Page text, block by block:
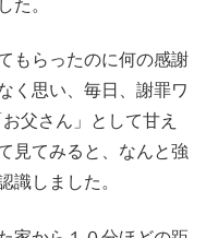
た。
もらったのに何の感謝
く思い、毎日、謝罪ワ
父さん」として甘え
見てみると、なんと強
識しました。